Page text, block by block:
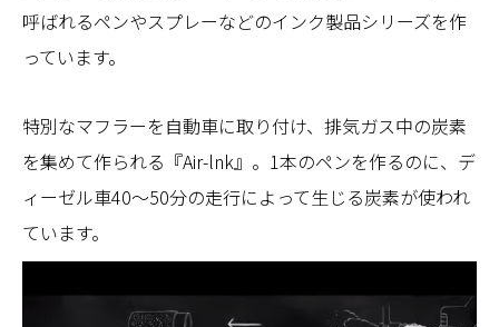
呼ばれるペンやスプレーなどのインク製品シリーズを作
っています。
特別なマフラーを自動車に取り付け、排気ガス中の炭素
を集めて作られる『Air-lnk』。1本のペンを作るのに、デ
ィーゼル車40〜50分の走行によって生じる炭素が使われ
ています。